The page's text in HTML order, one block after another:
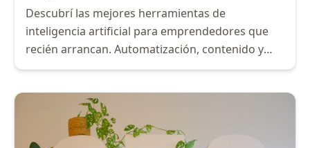
Descubrí las mejores herramientas de
inteligencia artificial para emprendedores que
recién arrancan. Automatización, contenido y
gestión sin inversión inicial.